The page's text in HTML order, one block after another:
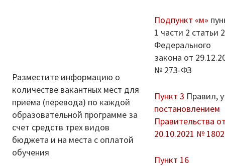
Разместите информацию о
количестве вакантных мест для
приема (перевода) по каждой
образовательной программе за
счет средств трех видов
бюджета и на места с оплатой
обучения
Подпункт «м»
1 части 2 статьи
Федерального
закона от
№ 273-ФЗ
Пункт 3 Правил,
постановлением
Правительства
20.10.2021 № 1802
Пункт 16